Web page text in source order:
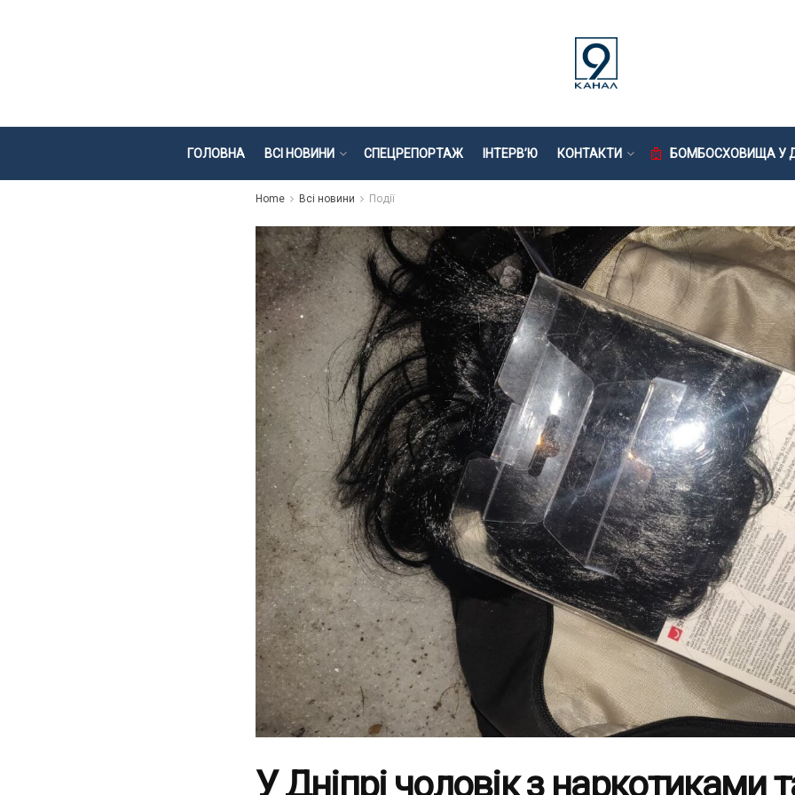
ГОЛОВНА ВСІ НОВИНИ СПЕЦРЕПОРТАЖ ІНТЕРВ’Ю КОНТАКТИ БОМБОСХОВИЩА У
Home Всі новини Події
У Дніпрі чоловік з наркотиками